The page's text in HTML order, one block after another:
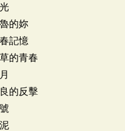
的妳
記憶
的青春
的反擊